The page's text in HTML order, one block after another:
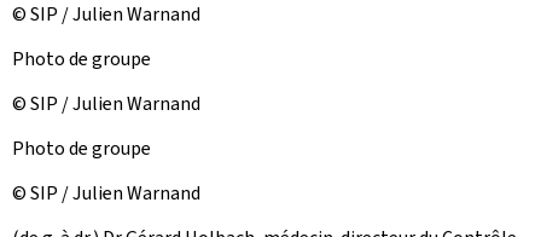
© SIP / Julien Warnand
Photo de groupe
© SIP / Julien Warnand
Photo de groupe
© SIP / Julien Warnand